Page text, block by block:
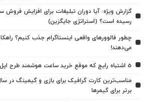
گزارش ویژه: آیا دوران تبلیغات برای افزایش فروش
رسیده است؟ (استراتژی جایگزین)
چطور فالوورهای واقعی اینستاگرام جذب کنیم؟
می‌دهند!
5 اشتباه رایج که موقع خرید ساعت هوشمند طرح اپل واچ نباید انجام بدید!
برتر برای گیمرها